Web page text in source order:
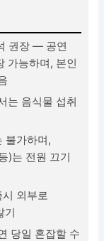
권장 — 공연
가능하며, 본인
는 음식물 섭취
불가하며,
)는 전원 끄기
외부로
기
당일 혼잡할 수